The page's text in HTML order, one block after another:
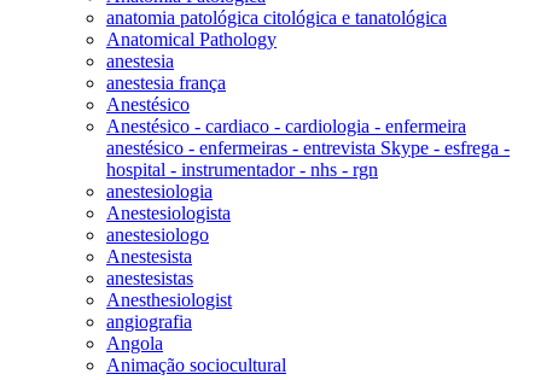
anatomia patológica citológica e tanatológica
Anatomical Pathology
anestesia
anestesia frança
Anestésico
Anestésico - cardiaco - cardiologia - enfermeira
anestésico - enfermeiras - entrevista Skype - esfrega -
hospital - instrumentador - nhs - rgn
anestesiologia
Anestesiologista
anestesiologo
Anestesista
anestesistas
Anesthesiologist
angiografia
Angola
Animação sociocultural